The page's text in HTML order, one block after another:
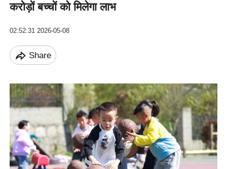
करोड़ों बच्चों को मिलेगा लाभ
02:52:31 2026-05-08
Share